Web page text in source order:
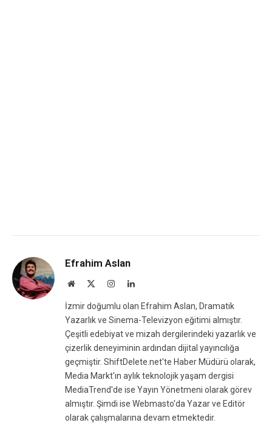
Efrahim Aslan
Website InstagramLinkedIn
İzmir doğumlu olan Efrahim Aslan, Dramatik
Yazarlık ve Sinema-Televizyon eğitimi almıştır.
Çeşitli edebiyat ve mizah dergilerindeki yazarlık ve
çizerlik deneyiminin ardından dijital yayıncılığa
geçmiştir. ShiftDelete.net'te Haber Müdürü olarak,
Media Markt'ın aylık teknolojik yaşam dergisi
MediaTrend'de ise Yayın Yönetmeni olarak görev
almıştır. Şimdi ise Webmasto'da Yazar ve Editör
olarak çalışmalarına devam etmektedir.